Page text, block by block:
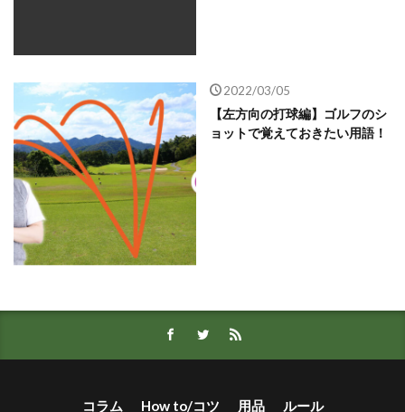
2022/03/05
【左方向の打球編】ゴルフのシ
ョットで覚えておきたい用語！
コラム How to/コツ 用品 ルール